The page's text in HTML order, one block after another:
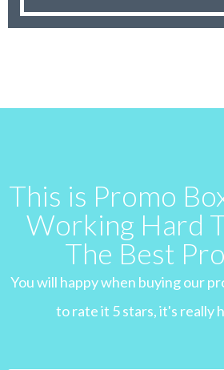
This is Promo
Working Hard
The Best
You will happy when buying our
to rate it 5 stars, it's really